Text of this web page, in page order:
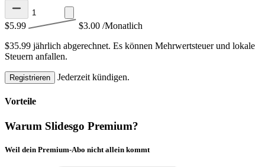
$5.99 $3.00 /Monatlich
$35.99 jährlich abgerechnet. Es können Mehrwertsteuer und lokale
Steuern anfallen.
Registrieren Jederzeit kündigen.
Vorteile
Warum Slidesgo Premium?
Weil dein Premium-Abo nicht allein kommt